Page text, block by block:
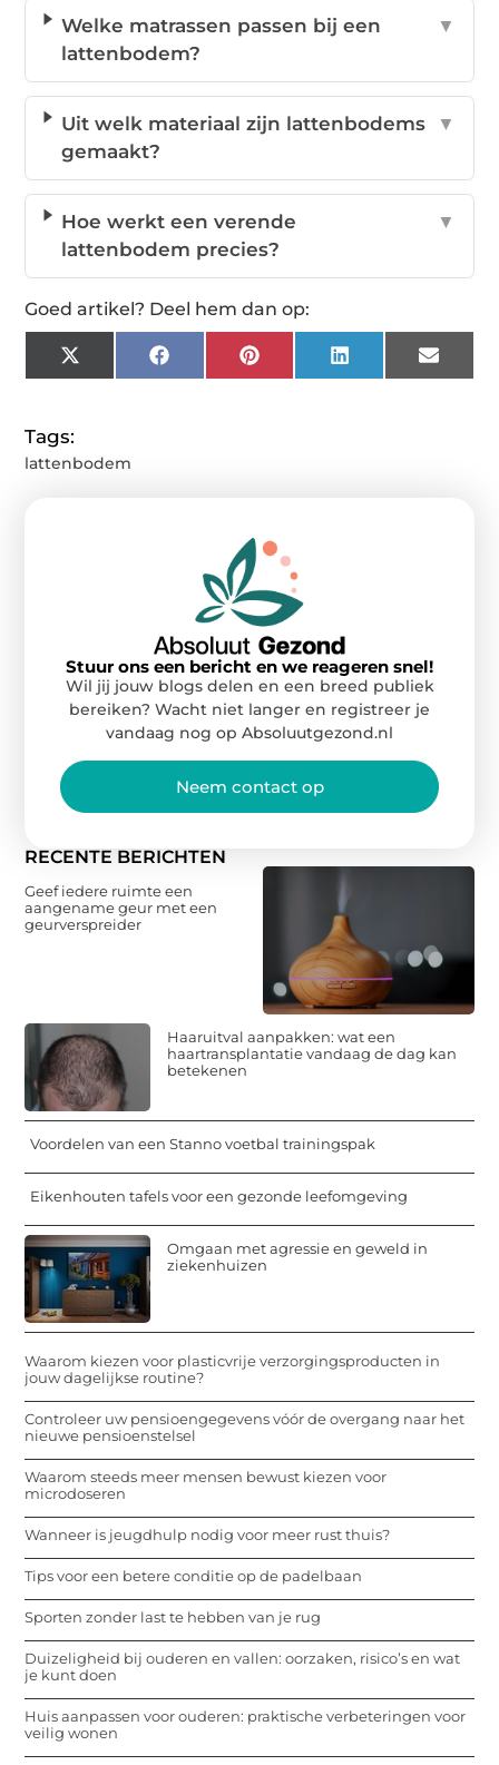
Welke matrassen passen bij een
lattenbodem?
▼
Uit welk materiaal zijn lattenbodems
gemaakt?
▼
Hoe werkt een verende
lattenbodem precies?
▼
Goed artikel? Deel hem dan op:
X
(Twitter)
FacebookPinterestLinkedInEmail
Tags:
lattenbodem
RECENTE BERICHTEN
Geef iedere ruimte een
aangename geur met een
geurverspreider
Haaruitval aanpakken: wat een
haartransplantatie vandaag de dag kan
betekenen
Voordelen van een Stanno voetbal trainingspak
Eikenhouten tafels voor een gezonde leefomgeving
Omgaan met agressie en geweld in
ziekenhuizen
Waarom kiezen voor plasticvrije verzorgingsproducten in
jouw dagelijkse routine?
Controleer uw pensioengegevens vóór de overgang naar het
nieuwe pensioenstelsel
Waarom steeds meer mensen bewust kiezen voor
microdoseren
Wanneer is jeugdhulp nodig voor meer rust thuis?
Tips voor een betere conditie op de padelbaan
Sporten zonder last te hebben van je rug
Duizeligheid bij ouderen en vallen: oorzaken, risico’s en wat
je kunt doen
Huis aanpassen voor ouderen: praktische verbeteringen voor
veilig wonen
Stuur ons een bericht en we reageren snel!
Wil jij jouw blogs delen en een breed publiek
bereiken? Wacht niet langer en registreer je
vandaag nog op Absoluutgezond.nl
Neem contact op